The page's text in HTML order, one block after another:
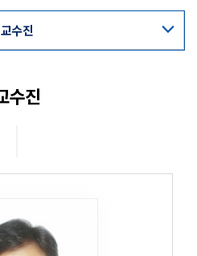
과목안내
교수진
과소식
수진